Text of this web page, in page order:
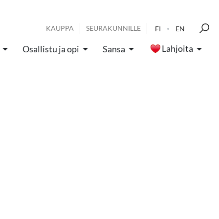
KAUPPA SEURAKUNNILLE FI EN
Osallistu ja opi Sansa Lahjoita